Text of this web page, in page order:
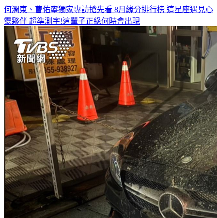
何潤東、曹佑寧獨家專訪搶先看 8月緣分排行榜 這星座遇見心
靈夥伴 超準測字!這輩子正緣何時會出現